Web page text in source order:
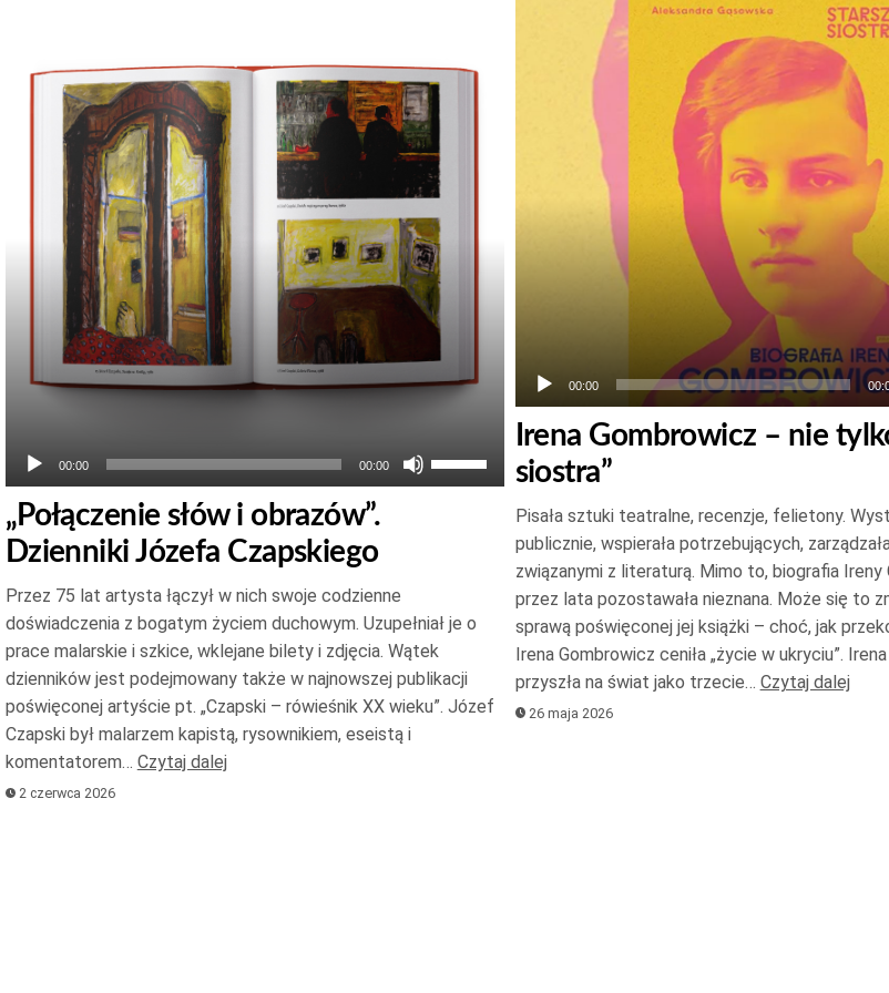
dźwiękowych
00:00 00:00
Używaj
strzałek
do
dołu
aby
zwiększyć
„Połączenie słów i obrazów”.
Dzienniki Józefa Czapskiego
Przez 75 lat artysta łączył w nich swoje codzienne
doświadczenia z bogatym życiem duchowym. Uzupełniał je o
prace malarskie i szkice, wklejane bilety i zdjęcia. Wątek
dzienników jest podejmowany także w najnowszej publikacji
poświęconej artyście pt. „Czapski – rówieśnik XX wieku”. Józef
Czapski był malarzem kapistą, rysownikiem, eseistą i
komentatorem… Czytaj dalej
2 czerwca 2026
dźwiękowych
00:00
Irena Gombrowicz – nie
siostra”
Pisała sztuki teatralne, recenzje, felietony.
publicznie, wspierała potrzebujących,
związanymi z literaturą. Mimo to, biografia Ireny
przez lata pozostawała nieznana. Może się to
sprawą poświęconej jej książki – choć, jak
Irena Gombrowicz ceniła „życie w ukryciu”.
przyszła na świat jako trzecie… Czytaj dalej
26 maja 2026